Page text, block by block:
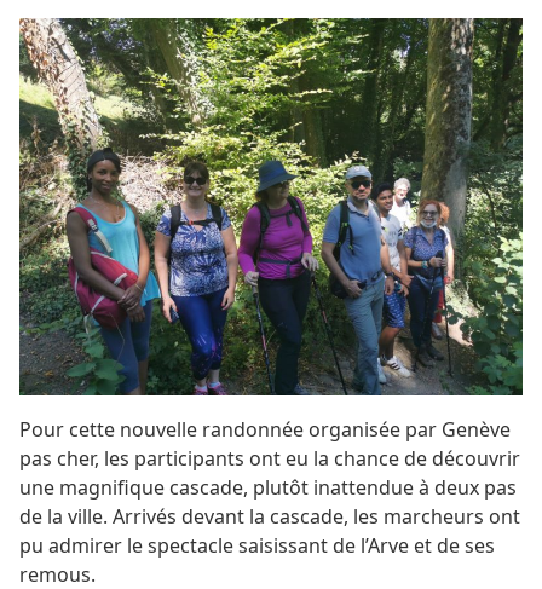
Pour cette nouvelle randonnée organisée par Genève
pas cher, les participants ont eu la chance de découvrir
une magnifique cascade, plutôt inattendue à deux pas
de la ville. Arrivés devant la cascade, les marcheurs ont
pu admirer le spectacle saisissant de l’Arve et de ses
remous.